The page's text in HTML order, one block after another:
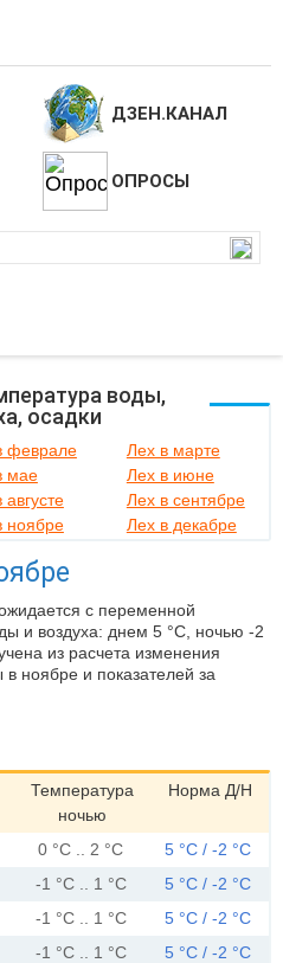
ДЗЕН.КАНАЛ
ОПРОСЫ
воды,
осадки
феврале
Лех в марте
мае
Лех в июне
августе
Лех в сентябре
ноябре Лех в декабре
с переменной
и воздуха: днем 5 °C, ночью -2
из расчета изменения
ноябре и показателей за
Температура
ночью
Норма Д/Н
0 °C .. 2 °C
5 °C / -2 °C
-1 °C .. 1 °C
5 °C / -2 °C
-1 °C .. 1 °C
5 °C / -2 °C
-1 °C .. 1 °C
5 °C / -2 °C